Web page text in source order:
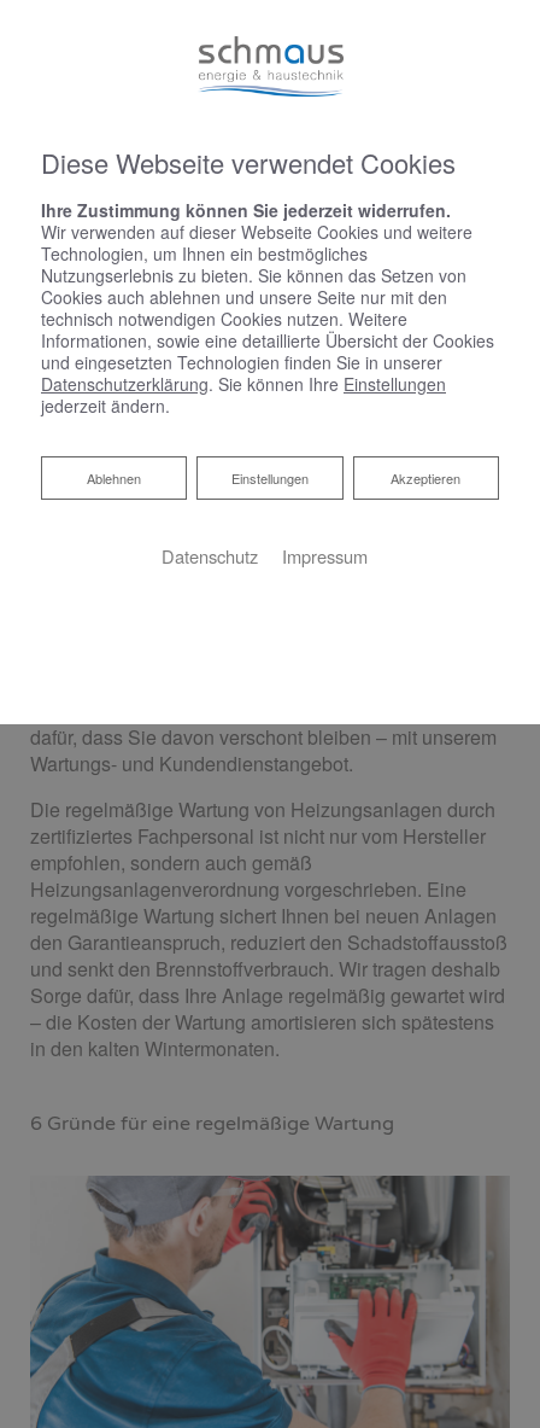
Harald Schmaus Energie- und Haustechnik
dafür, dass Sie davon verschont bleiben – mit unserem
Wartungs- und Kundendienstangebot.
Die regelmäßige Wartung von Heizungsanlagen durch
zertifiziertes Fachpersonal ist nicht nur vom Hersteller
empfohlen, sondern auch gemäß
Heizungsanlagenverordnung vorgeschrieben. Eine
regelmäßige Wartung sichert Ihnen bei neuen Anlagen
den Garantieanspruch, reduziert den Schadstoffausstoß
und senkt den Brennstoffverbrauch. Wir tragen deshalb
Sorge dafür, dass Ihre Anlage regelmäßig gewartet wird
– die Kosten der Wartung amortisieren sich spätestens
in den kalten Wintermonaten.
6 Gründe für eine regelmäßige Wartung
Diese Webseite verwendet Cookies
Ihre Zustimmung können Sie jederzeit widerrufen.
Wir verwenden auf dieser Webseite Cookies und weitere
Technologien, um Ihnen ein bestmögliches
Nutzungserlebnis zu bieten. Sie können das Setzen von
Cookies auch ablehnen und unsere Seite nur mit den
technisch notwendigen Cookies nutzen. Weitere
Informationen, sowie eine detaillierte Übersicht der Cookies
und eingesetzten Technologien finden Sie in unserer
Datenschutzerklärung. Sie können Ihre Einstellungen
jederzeit ändern.
Akzeptieren
Einstellungen
Ablehnen
Ablehnen
Datenschutz Impressum